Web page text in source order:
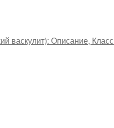
васкулит): Описание,